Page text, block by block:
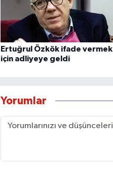
Ertuğrul Özkök ifade vermek
için adliyeye geldi
Yorumlar